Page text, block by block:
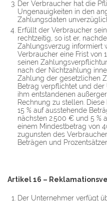
Der Verbraucher hat die
Ungenauigkeiten in den
Zahlungsdaten
Erfüllt der Verbraucher
rechtzeitig, so ist er,
Zahlungsverzug informiert
Verbraucher eine Frist von
seinen
nach der Nichtzahlung
Zahlung der gesetzlichen
Betrag verpflichtet und
ihm entstandenen
Rechnung zu stellen.
15 % auf ausstehende
nächsten 2.500 € und 5 %
einem Mindestbetrag von
zugunsten des
Beträgen und
Artikel 16 –
Der Unternehmer verfügt